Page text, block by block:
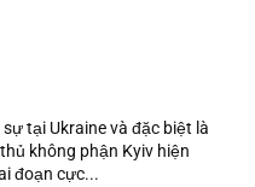
tại Ukraine và đặc biệt là
không phận Kyiv hiện
đoạn cực...